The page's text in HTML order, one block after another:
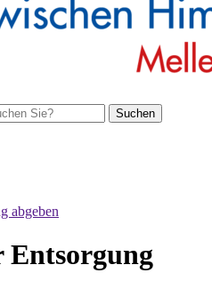
Suchen
abgeben
Entsorgung